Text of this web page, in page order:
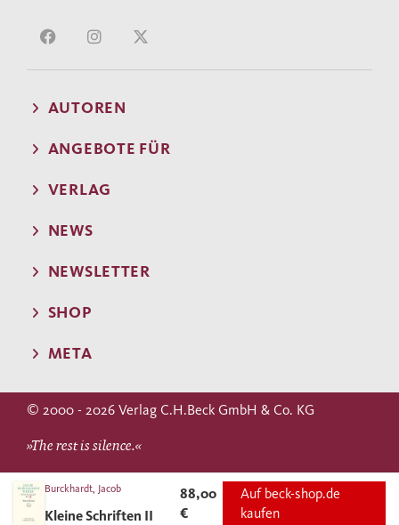
Burckhardt, Jacob
Kleine Schriften II
88,00
€
Auf beck-shop.de
kaufen
AUTOREN
ANGEBOTE FÜR
VERLAG
NEWS
NEWSLETTER
SHOP
META
© 2000 - 2026 Verlag C.H.Beck GmbH & Co. KG
»The rest is silence.«
WILLIAM SHAKESPEARE
(Hamlet)